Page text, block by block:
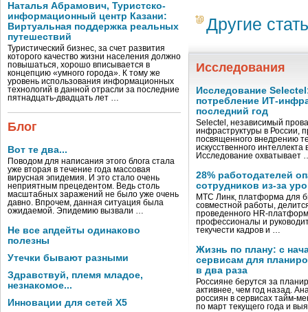
Наталья Абрамович, Туристско-
информационный центр Казани:
Виртуальная поддержка реальных
путешествий
Туристический бизнес, за счет развития
которого качество жизни населения должно
повышаться, хорошо вписывается в
концепцию «умного города». К тому же
уровень использования информационных
технологий в данной отрасли за последние
пятнадцать-двадцать лет …
Блог
Вот те два...
Поводом для написания этого блога стала
уже вторая в течение года массовая
вирусная эпидемия. И это стало очень
неприятным прецедентом. Ведь столь
масштабных заражений не было уже очень
давно. Впрочем, данная ситуация была
ожидаемой. Эпидемию вызвали …
Не все апдейты одинаково
полезны
Утечки бывают разными
Здравствуй, племя младое,
незнакомое...
Инновации для сетей X5
Другие
Исследования
Исследование
потребление ИТ-
последний год
Selectel, независимый
инфраструктуры в России,
посвященного внедрению
искусственного интеллекта
Исследование охватывает
28% работодателей
сотрудников из-за
МТС Линк, платформа для
совместной работы,
проведенного HR-
профессионалы и
текучести кадров и …
Жизнь по плану: с
сервисам для
в два раза
Россияне берутся за
активнее, чем год назад.
россиян в сервисах тайм-
по март текущего года и